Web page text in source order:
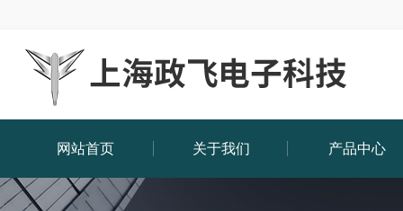
网站首页 关于我们 产品中心